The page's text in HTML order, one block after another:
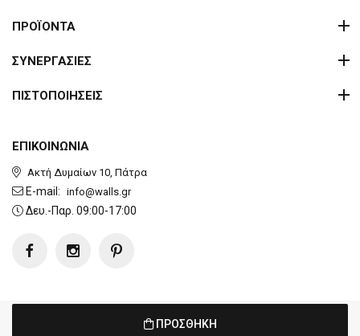
ΠΡΟΣΘΗΚΗ
ΕΠΙΚΟΙΝΩΝΙΑ
Ακτή Δυμαίων 10, Πάτρα
E-mail: info@walls.gr
Δευ.-Παρ. 09:00-17:00
ΠΡΟΪΟΝΤΑ
ΣΥΝΕΡΓΑΣΙΕΣ
ΠΙΣΤΟΠΟΙΗΣΕΙΣ
Copyright © 2026 Walls. All rights reserved | Created by